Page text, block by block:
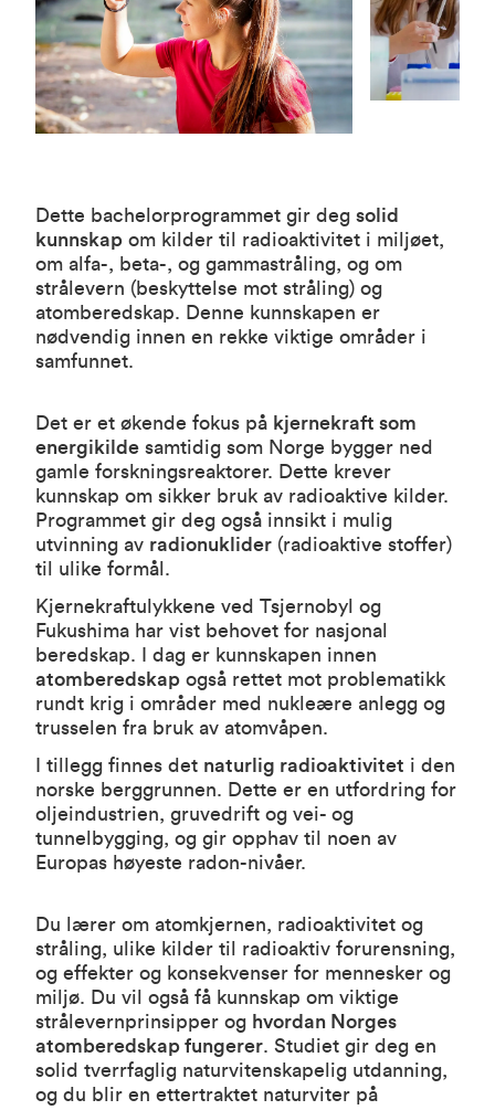
Dette bachelorprogrammet gir deg solid
kunnskap om kilder til radioaktivitet i miljøet,
om alfa-, beta-, og gammastråling, og om
strålevern (beskyttelse mot stråling) og
atomberedskap. Denne kunnskapen er
nødvendig innen en rekke viktige områder i
samfunnet.
Det er et økende fokus på kjernekraft som
energikilde samtidig som Norge bygger ned
gamle forskningsreaktorer. Dette krever
kunnskap om sikker bruk av radioaktive kilder.
Programmet gir deg også innsikt i mulig
utvinning av radionuklider (radioaktive stoffer)
til ulike formål.
Kjernekraftulykkene ved Tsjernobyl og
Fukushima har vist behovet for nasjonal
beredskap. I dag er kunnskapen innen
atomberedskap også rettet mot problematikk
rundt krig i områder med nukleære anlegg og
trusselen fra bruk av atomvåpen.
I tillegg finnes det naturlig radioaktivitet i den
norske berggrunnen. Dette er en utfordring for
oljeindustrien, gruvedrift og vei- og
tunnelbygging, og gir opphav til noen av
Europas høyeste radon-nivåer.
Du lærer om atomkjernen, radioaktivitet og
stråling, ulike kilder til radioaktiv forurensning,
og effekter og konsekvenser for mennesker og
miljø. Du vil også få kunnskap om viktige
strålevernprinsipper og hvordan Norges
atomberedskap fungerer. Studiet gir deg en
solid tverrfaglig naturvitenskapelig utdanning,
og du blir en ettertraktet naturviter på